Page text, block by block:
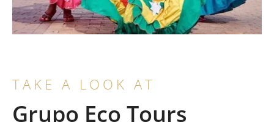
TAKE A LOOK AT
Grupo Eco Tours